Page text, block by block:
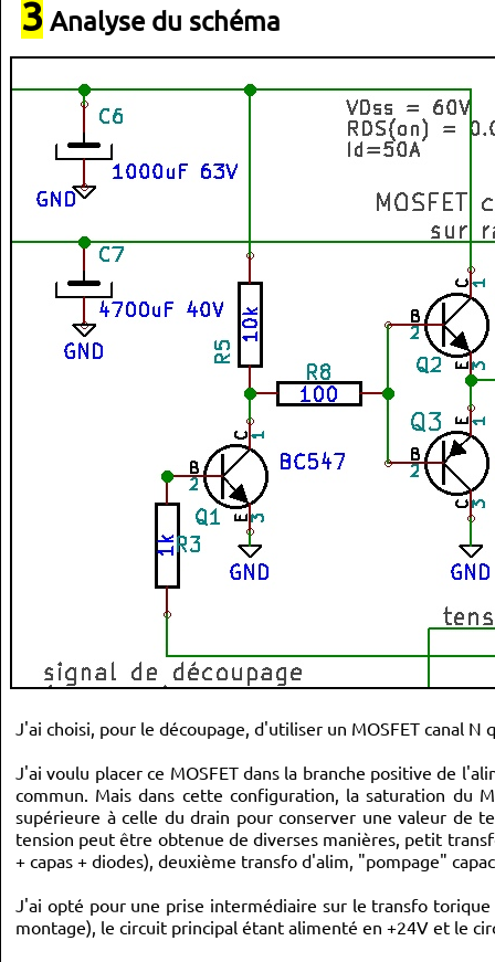
3 Analyse du schéma
J'ai choisi, pour le découpage, d'utiliser un MOSFET canal
J'ai voulu placer ce MOSFET dans la branche positive de
commun. Mais dans cette configuration, la saturation du
supérieure à celle du drain pour conserver une valeur de
tension peut être obtenue de diverses manières, petit
+ capas + diodes), deuxième transfo d'alim, "pompage"
J'ai opté pour une prise intermédiaire sur le transfo
montage), le circuit principal étant alimenté en +24V et le